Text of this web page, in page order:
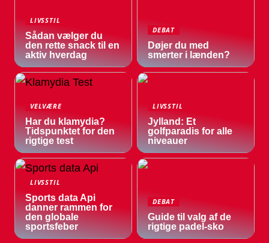
LIVSSTIL
Sådan vælger du
den rette snack til en
aktiv hverdag
DEBAT
Døjer du med
smerter i lænden?
VELVÆRE
Har du klamydia?
Tidspunktet for den
rigtige test
LIVSSTIL
Jylland: Et
golfparadis for alle
niveauer
LIVSSTIL
Sports data Api
danner rammen for
den globale
sportsfeber
DEBAT
Guide til valg af de
rigtige padel-sko